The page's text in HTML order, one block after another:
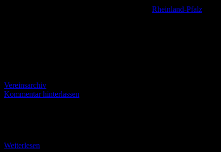
Rheinland-Pfalz
Vereinsarchiv
Kommentar hinterlassen
Weiterlesen